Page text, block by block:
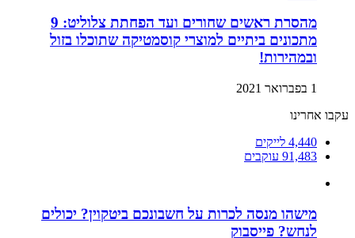
מהסרת ראשים שחורים ועד הפחתת צלוליט: 9
מתכונים ביתיים למוצרי קוסמטיקה שתוכלו בזול
ובמהירות!
1 בפברואר 2021
עקבו אחרינו
4,440 לייקים
91,483 עוקבים
מישהו מנסה לכרות על חשבונכם ביטקוין? יכולים
לנחש? פייסבוק